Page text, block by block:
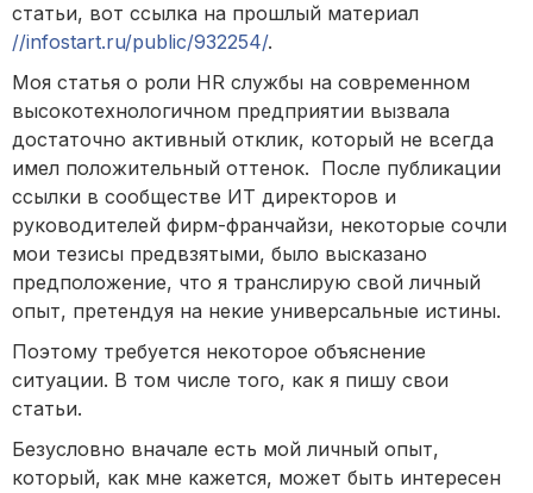
статьи, вот ссылка на прошлый материал
//infostart.ru/public/932254/.
Моя статья о роли HR службы на современном
высокотехнологичном предприятии вызвала
достаточно активный отклик, который не всегда
имел положительный оттенок. После публикации
ссылки в сообществе ИТ директоров и
руководителей фирм-франчайзи, некоторые сочли
мои тезисы предвзятыми, было высказано
предположение, что я транслирую свой личный
опыт, претендуя на некие универсальные истины.
Поэтому требуется некоторое объяснение
ситуации. В том числе того, как я пишу свои
статьи.
Безусловно вначале есть мой личный опыт,
который, как мне кажется, может быть интересен